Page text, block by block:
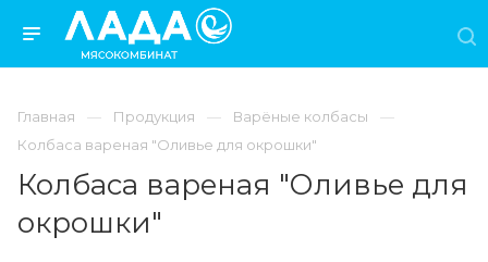
Главная Продукция
Варёные колбасы
Колбаса вареная "Оливье для окрошки"
Колбаса вареная "Оливье для
окрошки"